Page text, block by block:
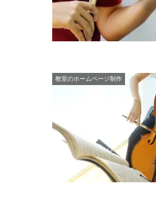
教室のホームページ制作